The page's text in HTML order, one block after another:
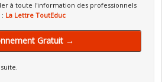
à toute l'information des professionnels
La Lettre ToutEduc
Gratuit →